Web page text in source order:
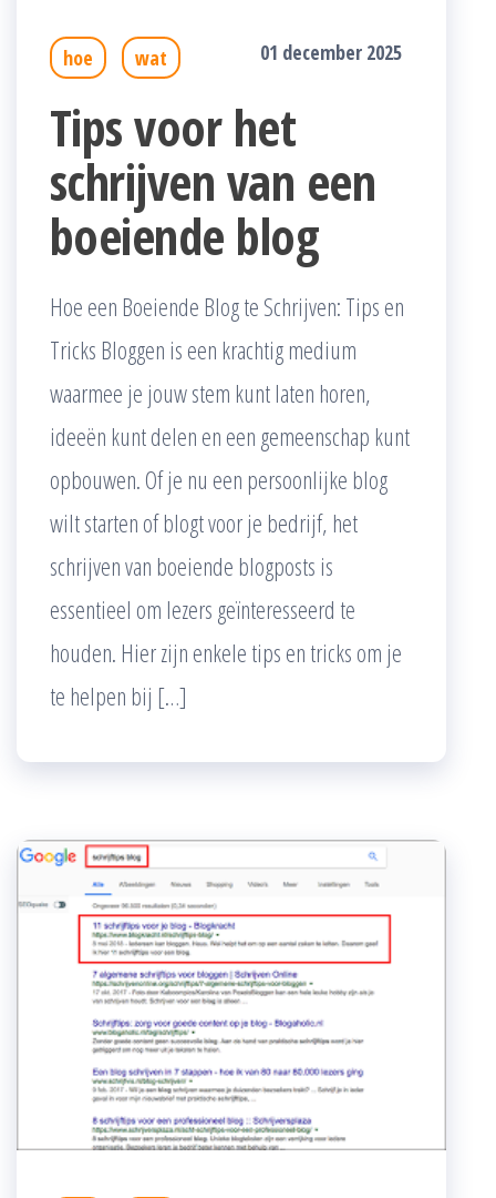
hoe wat 01 december 2025
Tips voor het
schrijven van een
boeiende blog
Hoe een Boeiende Blog te Schrijven: Tips en
Tricks Bloggen is een krachtig medium
waarmee je jouw stem kunt laten horen,
ideeën kunt delen en een gemeenschap kunt
opbouwen. Of je nu een persoonlijke blog
wilt starten of blogt voor je bedrijf, het
schrijven van boeiende blogposts is
essentieel om lezers geïnteresseerd te
houden. Hier zijn enkele tips en tricks om je
te helpen bij […]